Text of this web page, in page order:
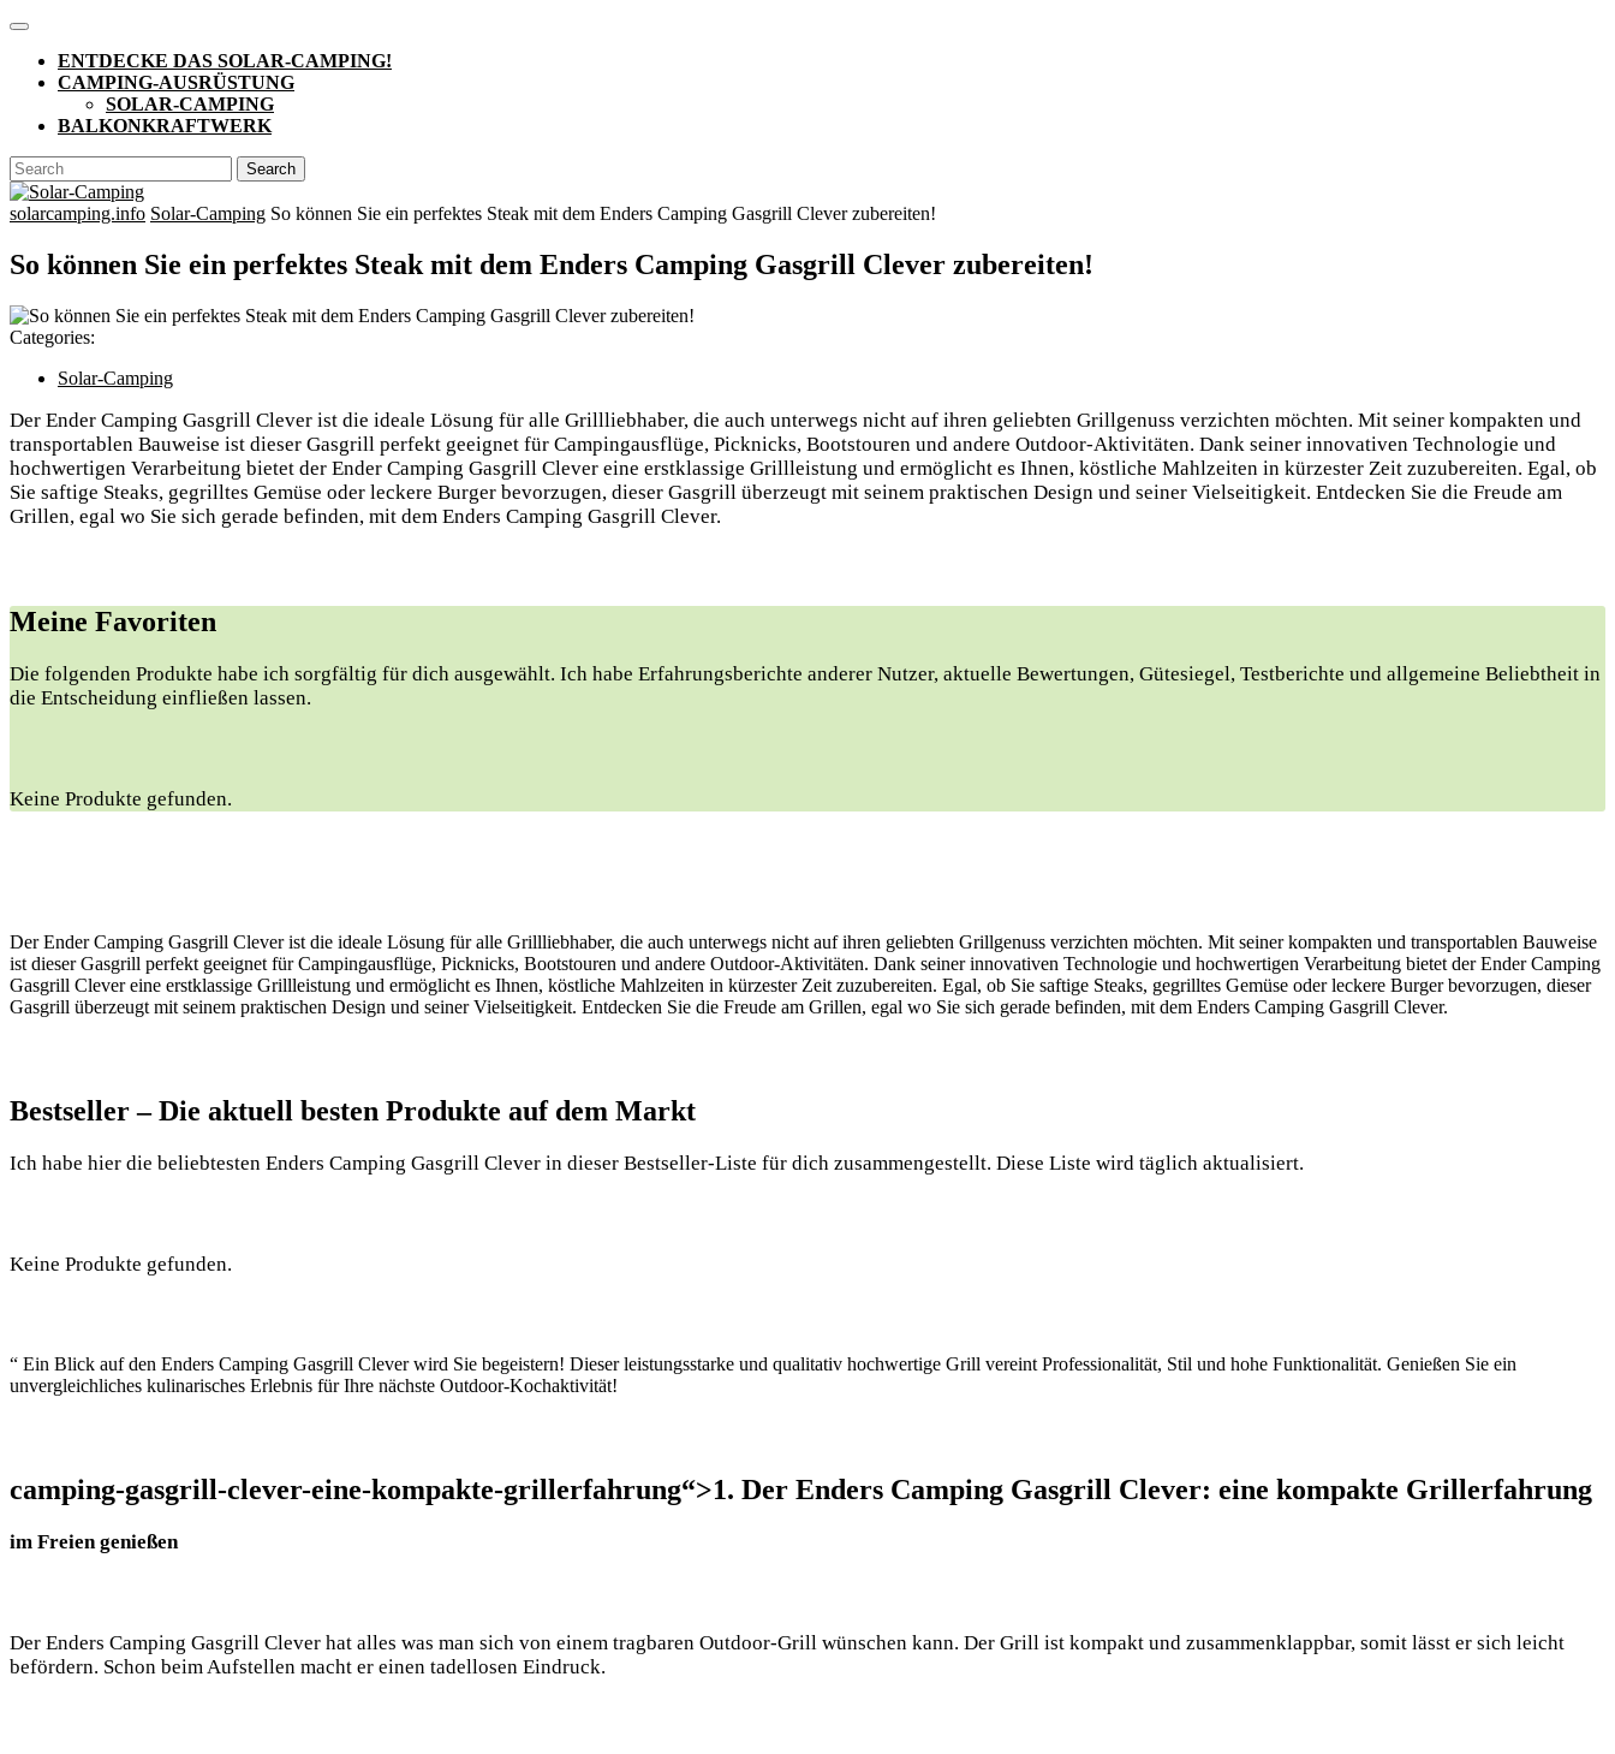
Skip
content
Open
ButtonENTDECKE DAS SOLAR-CAMPING!
CAMPING-AUSRÜSTUNG
SOLAR-CAMPING
BALKONKRAFTWERK
CLOSE
BUTTON
Search
for:
solarcamping.info Solar-Camping So können Sie ein perfektes Steak mit dem Enders Camping Gasgrill Clever zubereiten!
So können Sie ein perfektes Steak mit dem Enders Camping Gasgrill Clever zubereiten!
Categories:
Solar-Camping
Der Ender Camping Gasgrill Clever ist die ideale Lösung für alle Grillliebhaber, die auch unterwegs nicht auf ihren geliebten Grillgenuss verzichten möchten. Mit seiner kompakten und
transportablen Bauweise ist dieser Gasgrill perfekt geeignet für Campingausflüge, Picknicks, Bootstouren und andere Outdoor-Aktivitäten. Dank seiner innovativen Technologie und
hochwertigen Verarbeitung bietet der Ender Camping Gasgrill Clever eine erstklassige Grillleistung und ermöglicht es Ihnen, köstliche Mahlzeiten in kürzester Zeit zuzubereiten. Egal, ob
Sie saftige Steaks, gegrilltes Gemüse oder leckere Burger bevorzugen, dieser Gasgrill überzeugt mit seinem praktischen Design und seiner Vielseitigkeit. Entdecken Sie die Freude am
Grillen, egal wo Sie sich gerade befinden, mit dem Enders Camping Gasgrill Clever.
Meine Favoriten
Die folgenden Produkte habe ich sorgfältig für dich ausgewählt. Ich habe Erfahrungsberichte anderer Nutzer, aktuelle Bewertungen, Gütesiegel, Testberichte und allgemeine Beliebtheit in
die Entscheidung einfließen lassen.
Keine Produkte gefunden.
Der Ender Camping Gasgrill Clever ist die ideale Lösung für alle Grillliebhaber, die auch unterwegs nicht auf ihren geliebten Grillgenuss verzichten möchten. Mit seiner kompakten und transportablen Bauweise
ist dieser Gasgrill perfekt geeignet für Campingausflüge, Picknicks, Bootstouren und andere Outdoor-Aktivitäten. Dank seiner innovativen Technologie und hochwertigen Verarbeitung bietet der Ender Camping
Gasgrill Clever eine erstklassige Grillleistung und ermöglicht es Ihnen, köstliche Mahlzeiten in kürzester Zeit zuzubereiten. Egal, ob Sie saftige Steaks, gegrilltes Gemüse oder leckere Burger bevorzugen, dieser
Gasgrill überzeugt mit seinem praktischen Design und seiner Vielseitigkeit. Entdecken Sie die Freude am Grillen, egal wo Sie sich gerade befinden, mit dem Enders Camping Gasgrill Clever.
Bestseller – Die aktuell besten Produkte auf dem Markt
Ich habe hier die beliebtesten Enders Camping Gasgrill Clever in dieser Bestseller-Liste für dich zusammengestellt. Diese Liste wird täglich aktualisiert.
Keine Produkte gefunden.
“ Ein Blick auf den Enders Camping Gasgrill Clever wird Sie begeistern! Dieser leistungsstarke und qualitativ hochwertige Grill vereint Professionalität, Stil und hohe Funktionalität. Genießen Sie ein
unvergleichliches kulinarisches Erlebnis für Ihre nächste Outdoor-Kochaktivität!
camping-gasgrill-clever-eine-kompakte-grillerfahrung“>1. Der Enders Camping Gasgrill Clever: eine kompakte Grillerfahrung
im Freien genießen
Der Enders Camping Gasgrill Clever hat alles was man sich von einem tragbaren Outdoor-Grill wünschen kann. Der Grill ist kompakt und zusammenklappbar, somit lässt er sich leicht
befördern. Schon beim Aufstellen macht er einen tadellosen Eindruck.